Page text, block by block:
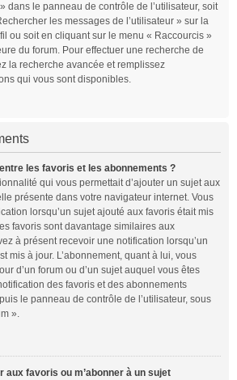
dans le panneau de contrôle de l’utilisateur, soit
les messages de l’utilisateur » sur la
ou soit en cliquant sur le menu « Raccourcis »
du forum. Pour effectuer une recherche de
la recherche avancée et remplissez
qui vous sont disponibles.
les favoris et les abonnements ?
qui vous permettait d’ajouter un sujet aux
présente dans votre navigateur internet. Vous
lorsqu’un sujet ajouté aux favoris était mis
favoris sont davantage similaires aux
à présent recevoir une notification lorsqu’un
mis à jour. L’abonnement, quant à lui, vous
d’un forum ou d’un sujet auquel vous êtes
des favoris et des abonnements
le panneau de contrôle de l’utilisateur, sous
».
aux favoris ou m’abonner à un sujet